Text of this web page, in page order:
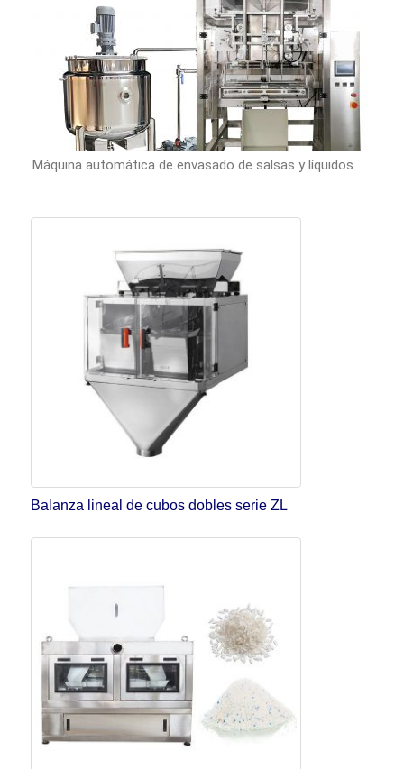
Máquina automática de envasado de salsas y líquidos
Balanza lineal de cubos dobles serie ZL